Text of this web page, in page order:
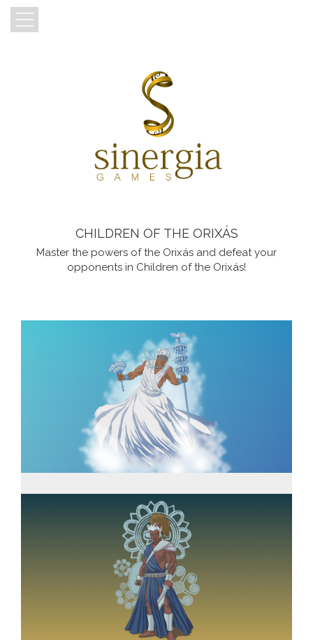
CHILDREN OF THE ORIXÁS
Master the powers of the Orixás and defeat your
opponents in Children of the Orixás!